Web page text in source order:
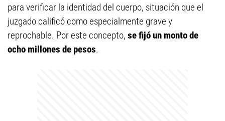
para verificar la identidad del cuerpo, situación que el
juzgado calificó como especialmente grave y
reprochable. Por este concepto, se fijó un monto de
ocho millones de pesos.